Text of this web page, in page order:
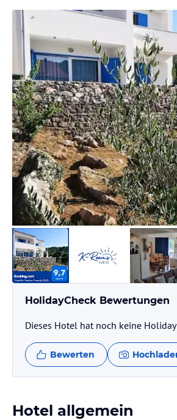
von Booking.com
HolidayCheck Bewertungen
Dieses Hotel hat noch keine
Bewerten
Hotel allgemein